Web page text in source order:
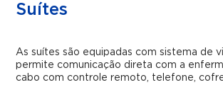
Suítes
As suítes são equipadas com sistema de
permite comunicação direta com a
cabo com controle remoto, telefone,